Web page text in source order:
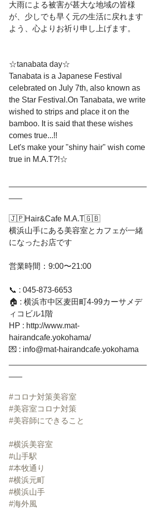
大雨による被害が甚大な地域の皆様
が、少しでも早く元の生活に戻れます
よう、心よりお祈り申し上げます。﻿
☆tanabata day☆﻿
Tanabata is a Japanese Festival
celebrated on July 7th, also known as
the Star Festival.On Tanabata, we write
wished to strips and place it on the
bamboo. It is said that these wishes
comes true...!!﻿
Let's make your "shiny hair" wish come
true in M.A.T?!☆﻿
🇯🇵Hair&Cafe M.A.T🇬🇧﻿
横浜山手にある美容室とカフェが一緒
になったお店です﻿
営業時間：9:00〜21:00 ﻿
📞 : 045-873-6653﻿
🏠 : 横浜市中区麦田町4-99カーサメデ
ィコビル1階﻿
HP : http://www.mat-
hairandcafe.yokohama/﻿
💌 : info@mat-hairandcafe.yokohama﻿
#コロナ対策美容室
#美容室コロナ対策
#美容師にできること
#横浜美容室
#山手駅
#本牧通り
#横浜元町
#横浜山手
#海外風